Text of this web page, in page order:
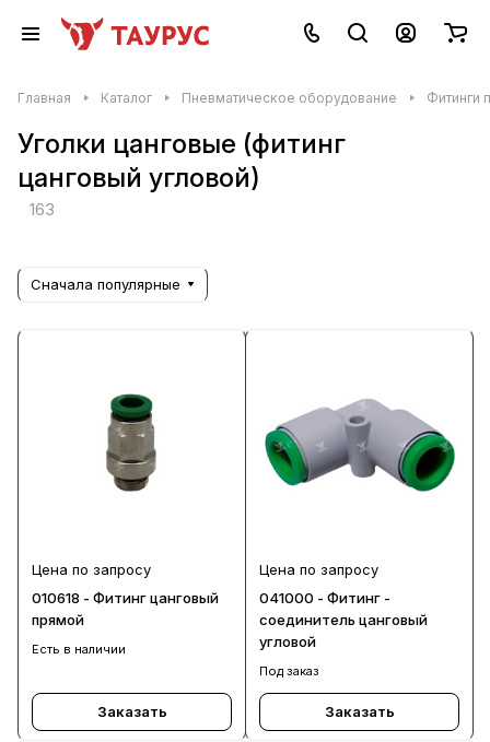
Главная Каталог Пневматическое оборудование Фитинги
Уголки цанговые (фитинг
цанговый угловой)
163
Сначала популярные
Цена по запросу
010618 - Фитинг цанговый
прямой
Есть в наличии
Заказать
Цена по запросу
041000 - Фитинг -
соединитель цанговый
угловой
Под заказ
Заказать